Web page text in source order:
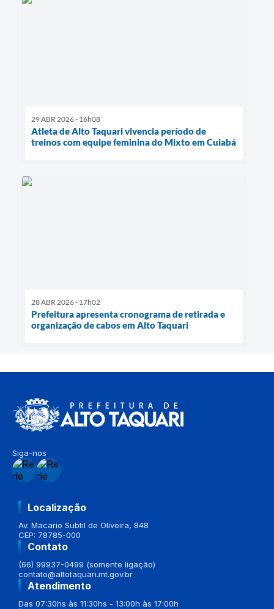
29 ABR 2026 - 16h08
Atleta de Alto Taquari vivencia período de
treinos com equipe feminina do Mixto em Cuiabá
28 ABR 2026 - 17h02
Prefeitura apresenta cronograma de retirada e
organização de cabos em Alto Taquari
Siga-nos
Localização
Av. Macario Subtil de Oliveira, 848
CEP: 78785-000
Contato
(66) 99937-0499 (somente ligação)
contato@altotaquari.mt.gov.br
Atendimento
Das 07:30hs às 11:30hs - 13:00h às 17:00h